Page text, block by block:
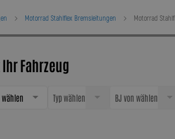
Motorrad Stahlflex Bremsleitungen Motorrad
Fahrzeug
wählen Typ wählen BJ von wählen